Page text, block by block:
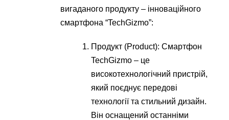
вигаданого продукту – інноваційного
смартфона “TechGizmo”:
Продукт (Product): Смартфон
TechGizmo – це
високотехнологічний пристрій,
який поєднує передові
технології та стильний дизайн.
Він оснащений останніми